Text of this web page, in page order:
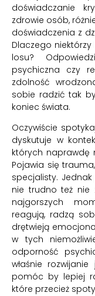
doświadczanie
zdrowie osób,
doświadczenia z
Dlaczego
losu?
psychiczna czy
zdolność
sobie radzić tak
koniec świata.
Oczywiście
dyskutuje w
których naprawdę
Pojawia się
specjalisty.
nie trudno też nie
najgorszych
reagują, radzą
drętwieją
w tych
odporność
właśnie
pomóc by lepiej
które przecież